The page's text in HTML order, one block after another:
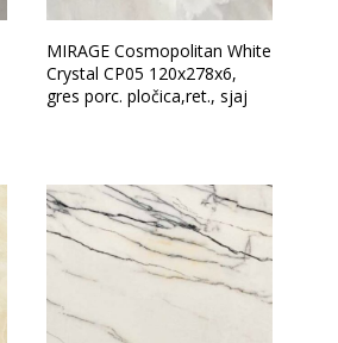
MIRAGE Cosmopolitan White
Crystal CP05 120x278x6,
gres porc. pločica,ret., sjaj